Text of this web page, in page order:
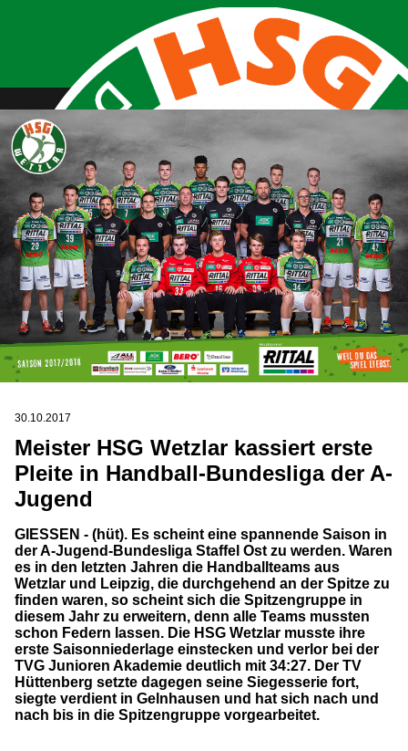
30.10.2017
Meister HSG Wetzlar kassiert erste
Pleite in Handball-Bundesliga der A-
Jugend
GIESSEN - (hüt). Es scheint eine spannende Saison in
der A-Jugend-Bundesliga Staffel Ost zu werden. Waren
es in den letzten Jahren die Handballteams aus
Wetzlar und Leipzig, die durchgehend an der Spitze zu
finden waren, so scheint sich die Spitzengruppe in
diesem Jahr zu erweitern, denn alle Teams mussten
schon Federn lassen. Die HSG Wetzlar musste ihre
erste Saisonniederlage einstecken und verlor bei der
TVG Junioren Akademie deutlich mit 34:27. Der TV
Hüttenberg setzte dagegen seine Siegesserie fort,
siegte verdient in Gelnhausen und hat sich nach und
nach bis in die Spitzengruppe vorgearbeitet.